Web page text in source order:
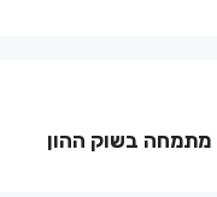
מתמחה בשוק ההון